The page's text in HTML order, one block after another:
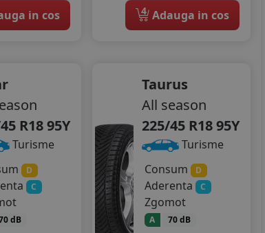
in cos
4 Adauga in cos
R18 95Y
Turisme
D
C
dB
Taurus
All season
225/45 R18 95Y
Turisme
Consum
D
Aderenta C
Zgomot
A 70 dB